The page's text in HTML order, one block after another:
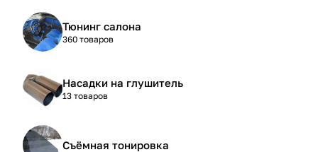
Тюнинг салона
360 товаров
Насадки на глушитель
13 товаров
Съёмная тонировка